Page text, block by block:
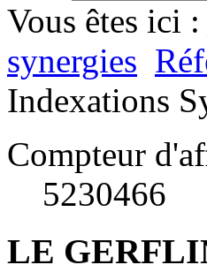
Vous êtes ici :
synergies
Indexations
Compteur
5230466
LE